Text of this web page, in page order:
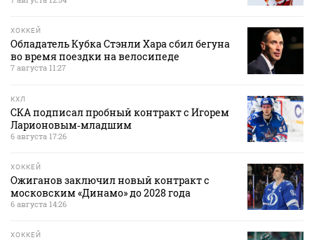
ХОККЕЙ
Обладатель Кубка Стэнли Хара сбил бегуна
во время поездки на велосипеде
7 августа 11:27
КХЛ
СКА подписал пробный контракт с Игорем
Ларионовым‑младшим
6 августа 17:26
ХОККЕЙ
Ожиганов заключил новый контракт с
московским «Динамо» до 2028 года
6 августа 14:26
ХОККЕЙ